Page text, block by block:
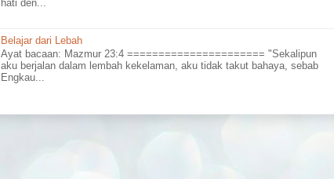
hati den...
Belajar dari Lebah
Ayat bacaan: Mazmur 23:4 ====================== "Sekalipun
aku berjalan dalam lembah kekelaman, aku tidak takut bahaya, sebab
Engkau...